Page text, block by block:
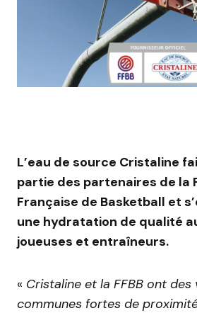
L’eau de source Cristaline
partie des partenaires de la
Française de Basketball et
une hydratation de qualité
joueuses et entraîneurs.
« Cristaline et la FFBB ont des
communes fortes de